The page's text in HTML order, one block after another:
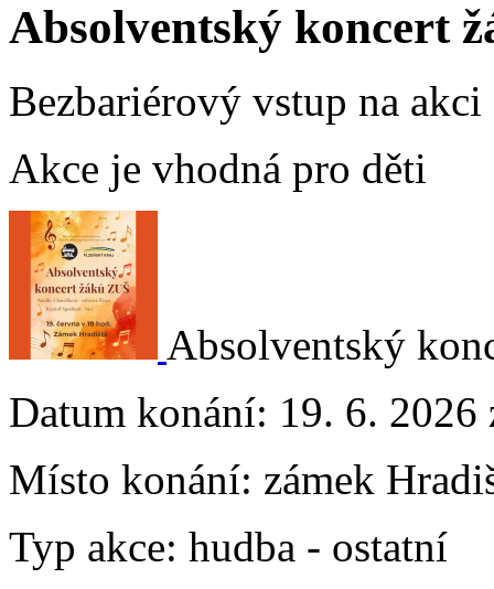
Absolventský koncert
Bezbariérový vstup na akci
Akce je vhodná pro děti
Absolventský
Datum konání: 19. 6. 2026
Místo konání: zámek
Typ akce: hudba - ostatní